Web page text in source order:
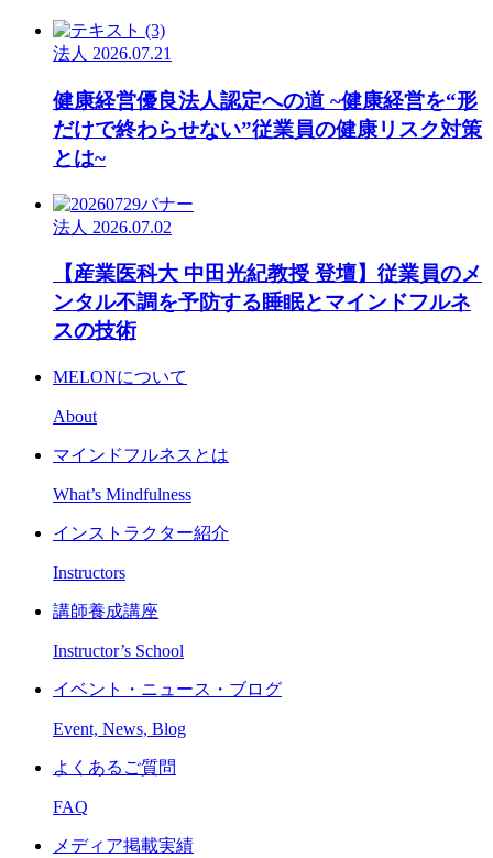
法人 2026.07.21
健康経営優良法人認定への道 ~健康経営を“形
だけで終わらせない”従業員の健康リスク対策
とは~
法人 2026.07.02
【産業医科大 中田光紀教授 登壇】従業員のメ
ンタル不調を予防する睡眠とマインドフルネ
スの技術
MELONについて
About
マインドフルネスとは
What’s Mindfulness
インストラクター紹介
Instructors
講師養成講座
Instructor’s School
イベント・ニュース・ブログ
Event, News, Blog
よくあるご質問
FAQ
メディア掲載実績